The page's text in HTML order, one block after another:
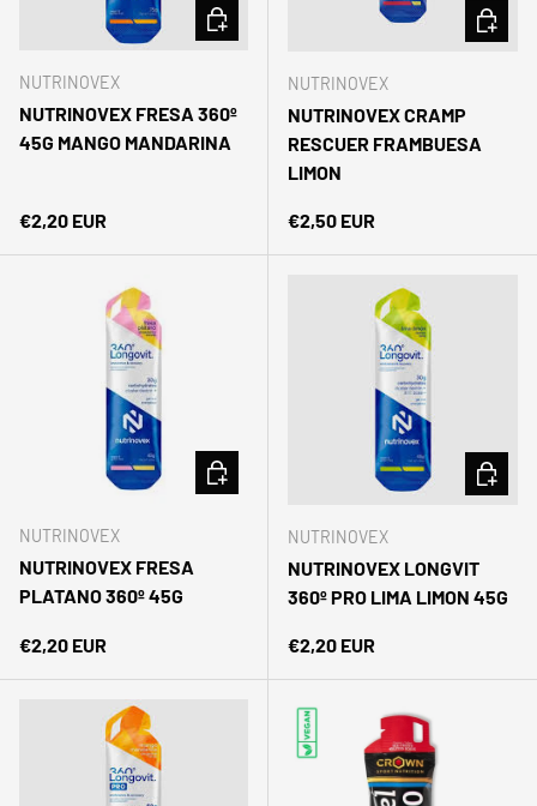
NUTRINOVEX
NUTRINOVEX FRESA 360º
45G MANGO MANDARINA
Precio normal
€2,20 EUR
AÑADIR AL CARRITO
NUTRINOVEX
NUTRINOVEX CRAMP
RESCUER FRAMBUESA
LIMON
Precio normal
€2,50 EUR
NUTRINOVEX
NUTRINOVEX FRESA
PLATANO 360º 45G
Precio normal
€2,20 EUR
AÑADIR AL CARRITO
NUTRINOVEX
NUTRINOVEX LONGVIT
360º PRO LIMA LIMON 45G
Precio normal
€2,20 EUR